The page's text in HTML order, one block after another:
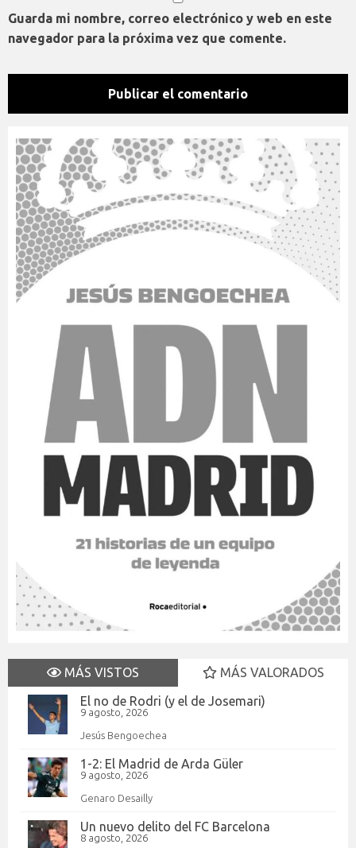
Guarda mi nombre, correo electrónico y web en este
navegador para la próxima vez que comente.
MÁS VISTOS
MÁS VALORADOS
El no de Rodri (y el de Josemari)
9 agosto, 2026
Jesús Bengoechea
1-2: El Madrid de Arda Güler
9 agosto, 2026
Genaro Desailly
Un nuevo delito del FC Barcelona
8 agosto, 2026